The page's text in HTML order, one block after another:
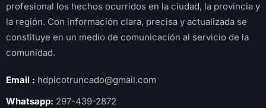
profesional los hechos ocurridos en la ciudad, la provincia y
la región. Con información clara, precisa y actualizada se
constituye en un medio de comunicación al servicio de la
comunidad.
Email : hdpicotruncado@gmail.com
Whatsapp: 297-439-2872